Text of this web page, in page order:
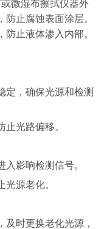
微湿布擦拭仪器外
止腐蚀表面涂层。
止液体渗入内部。
定，确保光源和检测
光路偏移。
影响检测信号。
源老化。
时更换老化光源，